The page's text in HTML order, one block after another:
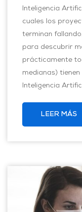
Inteligencia
cuales los
terminan
para descubrir
prácticamente
medianas)
Inteligencia
LEER MÁS